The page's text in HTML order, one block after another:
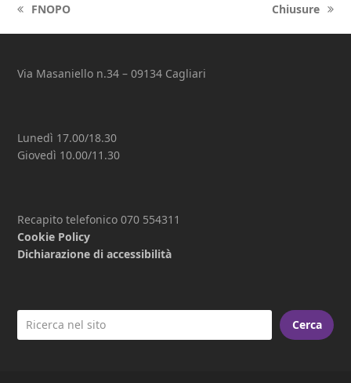
previous
post:
FNOPO
next
post:
Chiusure
Via Masaniello n.34 – 09134 Cagliari
Lunedì 17.00/18.30
Giovedì 10.00/11.30
Recapito telefonico 070 554311
Cookie Policy
Dichiarazione di accessibilità
Cerca